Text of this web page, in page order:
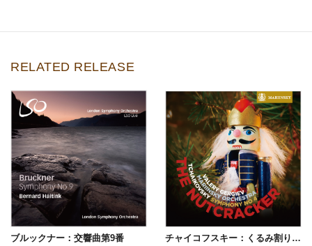
RELATED RELEASE
ブルックナー：交響曲第9番
チャイコフスキー：くるみ割り人形（全曲）